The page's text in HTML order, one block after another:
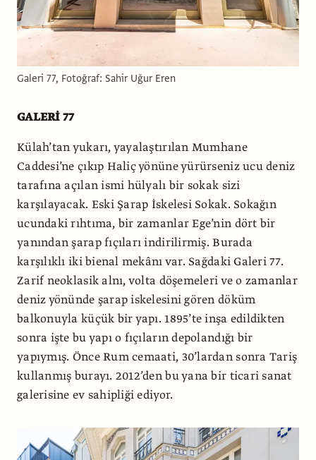
Galeri 77, Fotoğraf: Sahir Uğur Eren
GALERİ 77
Külah’tan yukarı, yayalaştırılan Mumhane
Caddesi’ne çıkıp Haliç yönüne yürürseniz ucu deniz
tarafına açılan ismi hülyalı bir sokak sizi
karşılayacak. Eski Şarap İskelesi Sokak. Sokağın
ucundaki rıhtıma, bir zamanlar Ege’nin dört bir
yanından şarap fıçıları indirilirmiş. Burada
karşılıklı iki bienal mekânı var. Sağdaki Galeri 77.
Zarif neoklasik alnı, volta döşemeleri ve o zamanlar
deniz yönünde şarap iskelesini gören döküm
balkonuyla küçük bir yapı. 1895’te inşa edildikten
sonra işte bu yapı o fıçıların depolandığı bir
yapıymış. Önce Rum cemaati, 30’lardan sonra Tariş
kullanmış burayı. 2012’den bu yana bir ticari sanat
galerisine ev sahipliği ediyor.